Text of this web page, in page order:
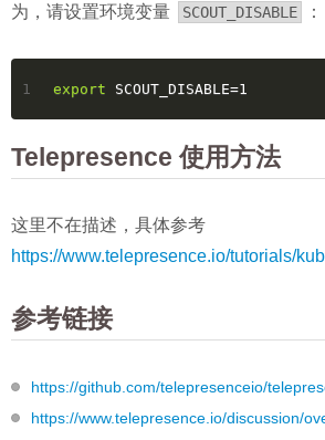
为，请设置环境变量
SCOUT_DISABLE ：
1 export SCOUT_DISABLE=1
Telepresence 使用方法
这里不在描述，具体参考
https://www.telepresence.io/tutorials/
参考链接
https://github.com/telepresenceio/
https://www.telepresence.io/discussion/